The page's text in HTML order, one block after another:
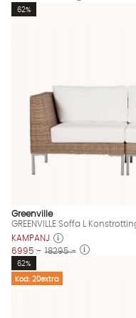
62%
Greenville
GREENVILLE Soffa L
KAMPANJ
6995 :- 18295 :-
Kod: 20extra
62%